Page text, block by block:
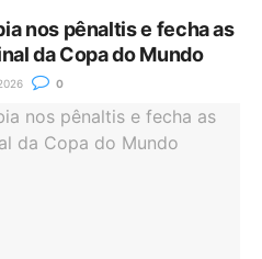
nos pênaltis e fecha as
da Copa do Mundo
0